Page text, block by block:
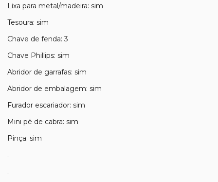
Lixa para metal/madeira: sim
Tesoura: sim
Chave de fenda: 3
Chave Phillips: sim
Abridor de garrafas: sim
Abridor de embalagem: sim
Furador escariador: sim
Mini pé de cabra: sim
Pinça: sim
.
.